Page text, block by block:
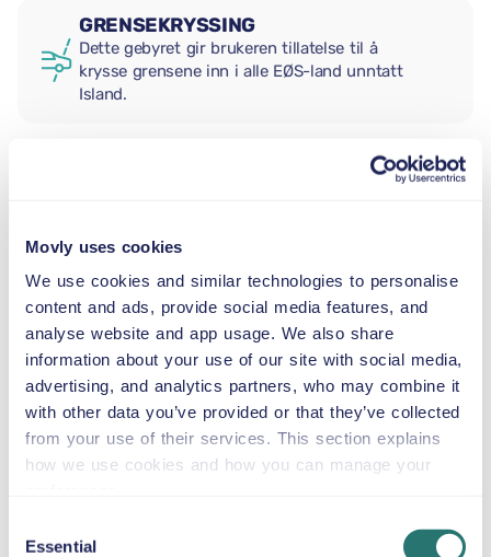
Movly uses cookies
We use cookies and similar technologies to personalise
content and ads, provide social media features, and
analyse website and app usage. We also share
information about your use of our site with social media,
advertising, and analytics partners, who may combine it
with other data you’ve provided or that they’ve collected
from your use of their services. This section explains
how we use cookies and how you can manage your
Selection
Essential
GRENSEKRYSSING
Dette gebyret gir brukeren tillatelse til å
krysse grensene inn i alle EØS-land unntatt
Island.
2,5–13 kg
SMÅBARNSSTOL
9–18 kg
BELTESTOL